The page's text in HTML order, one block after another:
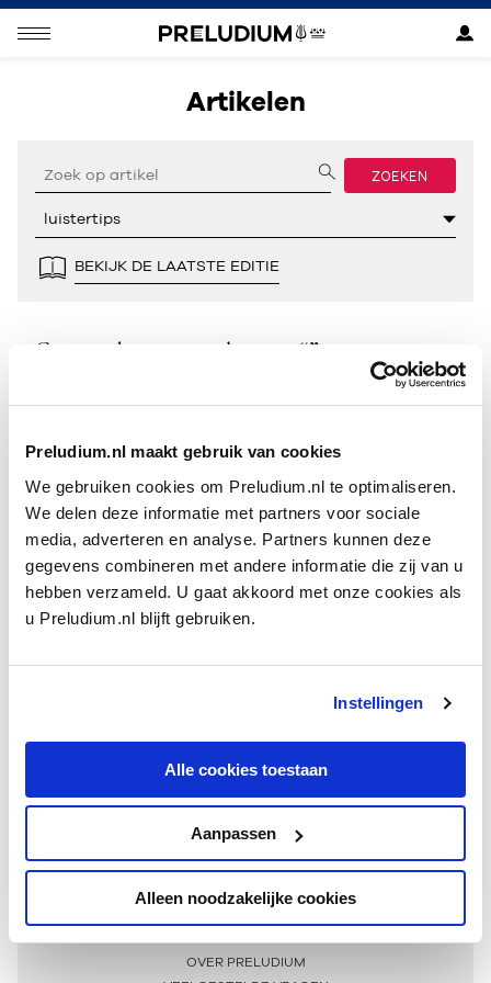
Preludium.nl maakt gebruik van cookies
We gebruiken cookies om Preludium.nl te optimaliseren.
We delen deze informatie met partners voor sociale
media, adverteren en analyse. Partners kunnen deze
gegevens combineren met andere informatie die zij van u
hebben verzameld. U gaat akkoord met onze cookies als
u Preludium.nl blijft gebruiken.
Instellingen
Alle cookies toestaan
Aanpassen
Alleen noodzakelijke cookies
Artikelen
ZOEKEN
BEKIJK DE LAATSTE EDITIE
Geen resultaten gevonden voor “”.
Meer informatie
OVER PRELUDIUM